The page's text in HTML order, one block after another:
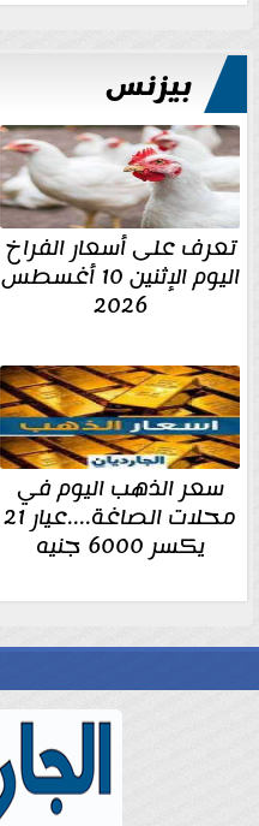
بيزنس
تعرف على أسعار الفراخ
اليوم الإثنين 10 أغسطس
2026
سعر الذهب اليوم في
محلات الصاغة....عيار 21
يكسر 6000 جنيه